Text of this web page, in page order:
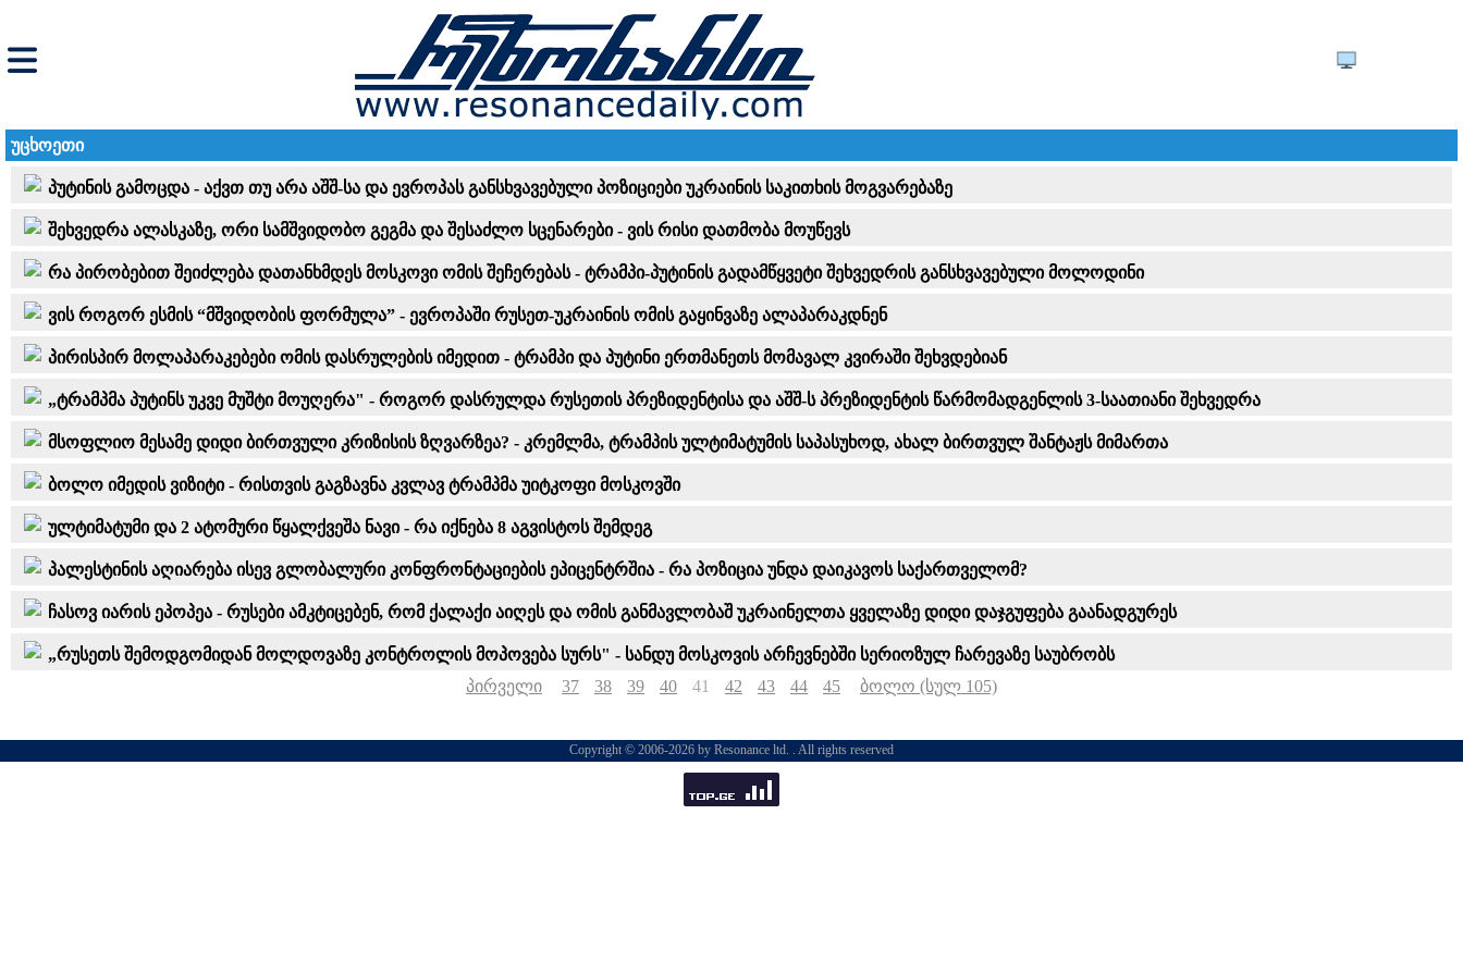
უცხოეთი
პუტინის გამოცდა - აქვთ თუ არა აშშ-სა და ევროპას განსხვავებული პოზიციები უკრაინის საკითხის მოგვარებაზე
შეხვედრა ალასკაზე, ორი სამშვიდობო გეგმა და შესაძლო სცენარები - ვის რისი დათმობა მოუწევს
რა პირობებით შეიძლება დათანხმდეს მოსკოვი ომის შეჩერებას - ტრამპი-პუტინის გადამწყვეტი შეხვედრის განსხვავებული მოლოდინი
ვის როგორ ესმის “მშვიდობის ფორმულა” - ევროპაში რუსეთ-უკრაინის ომის გაყინვაზე ალაპარაკდნენ
პირისპირ მოლაპარაკებები ომის დასრულების იმედით - ტრამპი და პუტინი ერთმანეთს მომავალ კვირაში შეხვდებიან
„ტრამპმა პუტინს უკვე მუშტი მოუღერა" - როგორ დასრულდა რუსეთის პრეზიდენტისა და აშშ-ს პრეზიდენტის წარმომადგენლის 3-საათიანი შეხვედრა
მსოფლიო მესამე დიდი ბირთვული კრიზისის ზღვარზეა? - კრემლმა, ტრამპის ულტიმატუმის საპასუხოდ, ახალ ბირთვულ შანტაჟს მიმართა
ბოლო იმედის ვიზიტი - რისთვის გაგზავნა კვლავ ტრამპმა უიტკოფი მოსკოვში
ულტიმატუმი და 2 ატომური წყალქვეშა ნავი - რა იქნება 8 აგვისტოს შემდეგ
პალესტინის აღიარება ისევ გლობალური კონფრონტაციების ეპიცენტრშია - რა პოზიცია უნდა დაიკავოს საქართველომ?
ჩასოვ იარის ეპოპეა - რუსები ამკტიცებენ, რომ ქალაქი აიღეს და ომის განმავლობაშ უკრაინელთა ყველაზე დიდი დაჯგუფება გაანადგურეს
„რუსეთს შემოდგომიდან მოლდოვაზე კონტროლის მოპოვება სურს" - სანდუ მოსკოვის არჩევნებში სერიოზულ ჩარევაზე საუბრობს
პირველი
37 38 39 40 41 42 43 44 45 ბოლო (სულ 105)
Copyright © 2006-2026 by Resonance ltd. . All rights reserved